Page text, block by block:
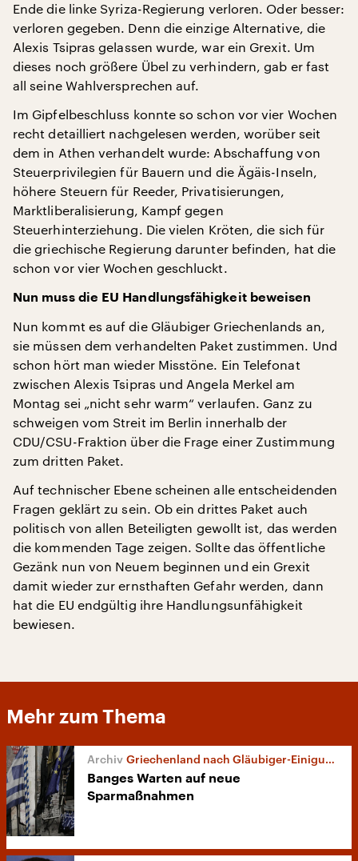
Ende die linke Syriza-Regierung verloren. Oder besser:
verloren gegeben. Denn die einzige Alternative, die
Alexis Tsipras gelassen wurde, war ein Grexit. Um
dieses noch größere Übel zu verhindern, gab er fast
all seine Wahlversprechen auf.
Im Gipfelbeschluss konnte so schon vor vier Wochen
recht detailliert nachgelesen werden, worüber seit
dem in Athen verhandelt wurde: Abschaffung von
Steuerprivilegien für Bauern und die Ägäis-Inseln,
höhere Steuern für Reeder, Privatisierungen,
Marktliberalisierung, Kampf gegen
Steuerhinterziehung. Die vielen Kröten, die sich für
die griechische Regierung darunter befinden, hat die
schon vor vier Wochen geschluckt.
Nun muss die EU Handlungsfähigkeit beweisen
Nun kommt es auf die Gläubiger Griechenlands an,
sie müssen dem verhandelten Paket zustimmen. Und
schon hört man wieder Misstöne. Ein Telefonat
zwischen Alexis Tsipras und Angela Merkel am
Montag sei „nicht sehr warm“ verlaufen. Ganz zu
schweigen vom Streit im Berlin innerhalb der
CDU/CSU-Fraktion über die Frage einer Zustimmung
zum dritten Paket.
Auf technischer Ebene scheinen alle entscheidenden
Fragen geklärt zu sein. Ob ein drittes Paket auch
politisch von allen Beteiligten gewollt ist, das werden
die kommenden Tage zeigen. Sollte das öffentliche
Gezänk nun von Neuem beginnen und ein Grexit
damit wieder zur ernsthaften Gefahr werden, dann
hat die EU endgültig ihre Handlungsunfähigkeit
bewiesen.
Mehr zum Thema
Griechenland nach Gläubiger-Einigung
Banges Warten auf neue
Sparmaßnahmen